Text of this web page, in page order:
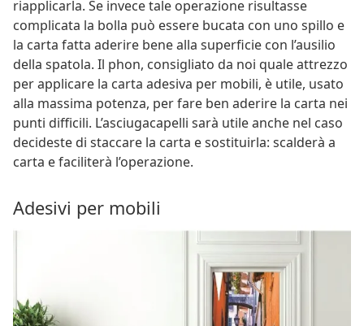
riapplicarla. Se invece tale operazione risultasse
complicata la bolla può essere bucata con uno spillo e
la carta fatta aderire bene alla superficie con l’ausilio
della spatola. Il phon, consigliato da noi quale attrezzo
per applicare la carta adesiva per mobili, è utile, usato
alla massima potenza, per fare ben aderire la carta nei
punti difficili. L’asciugacapelli sarà utile anche nel caso
decideste di staccare la carta e sostituirla: scalderà a
carta e faciliterà l’operazione.
Adesivi per mobili